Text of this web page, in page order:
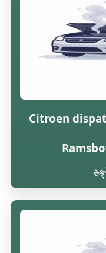
Citroen